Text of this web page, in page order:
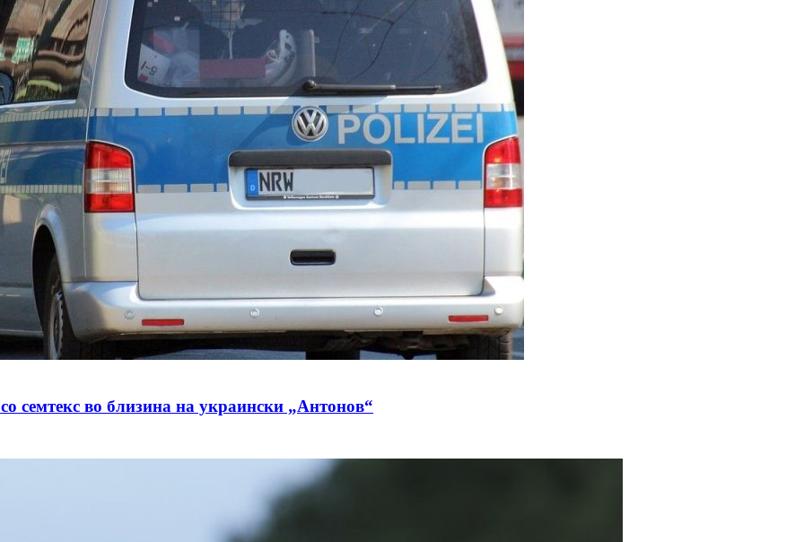
семтекс во близина на украински „Антонов“